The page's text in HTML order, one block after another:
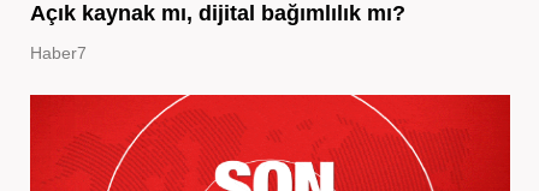
Açık kaynak mı, dijital bağımlılık mı?
Haber7